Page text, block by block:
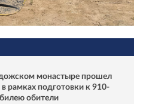
монастыре прошел
рамках подготовки к 910-
обители